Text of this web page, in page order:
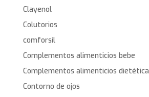
Clayenol
Colutorios
comforsil
Complementos alimenticios bebe
Complementos alimenticios dietética
Contorno de ojos